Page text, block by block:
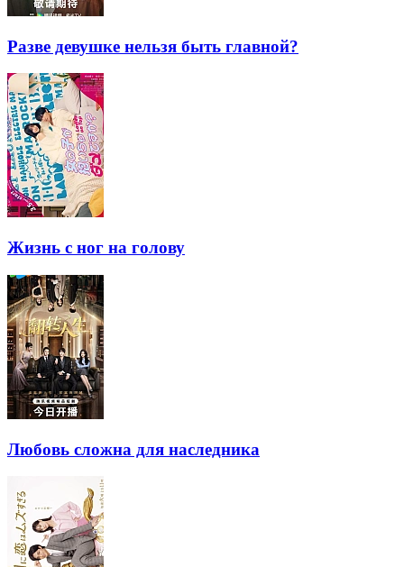
Разве девушке нельзя быть главной?
Жизнь с ног на голову
Любовь сложна для наследника